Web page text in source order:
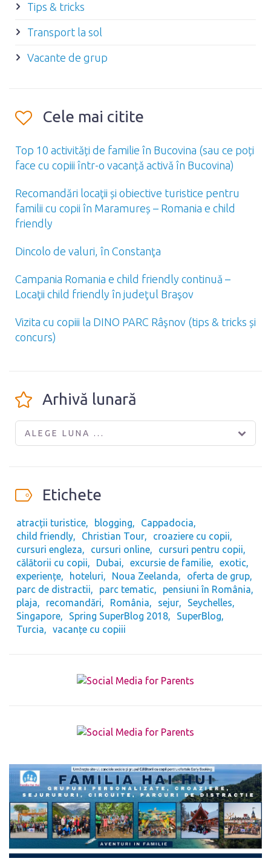
Tips & tricks
Transport la sol
Vacante de grup
Cele mai citite
Top 10 activități de familie în Bucovina (sau ce poți
face cu copiii într-o vacanță activă în Bucovina)
Recomandări locaţii și obiective turistice pentru
familii cu copii în Maramureș – Romania e child
friendly
Dincolo de valuri, în Constanţa
Campania Romania e child friendly continuă –
Locaţii child friendly în judeţul Braşov
Vizita cu copiii la DINO PARC Râşnov (tips & tricks și
concurs)
Arhivă lunară
ALEGE LUNA ...
Etichete
atracții turistice blogging
Cappadocia
child friendly
Christian Tour
croaziere cu copii
cursuri engleza
cursuri online
cursuri pentru copii
călătorii cu copii
Dubai excursie de familie
exotic
experiențe
hoteluri Noua Zeelanda
oferta de grup
parc de distractii
parc tematic
pensiuni în România
plaja
recomandări România sejur
Seychelles
Singapore
Spring SuperBlog 2018
SuperBlog
Turcia
vacanțe cu copiii
The form you have selected does not exist.